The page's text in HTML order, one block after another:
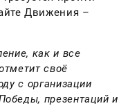
Движения –
как и все
своё
с организации
презентаций и